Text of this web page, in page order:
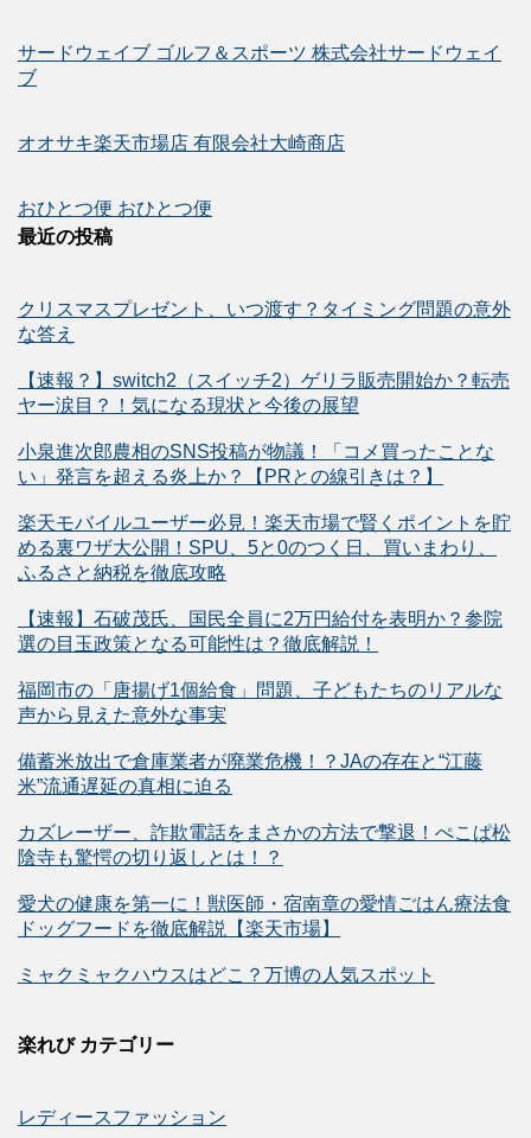
サードウェイブ ゴルフ＆スポーツ 株式会社サードウェイ
ブ
オオサキ楽天市場店 有限会社大崎商店
おひとつ便 おひとつ便
最近の投稿
クリスマスプレゼント、いつ渡す？タイミング問題の意外
な答え
【速報？】switch2（スイッチ2）ゲリラ販売開始か？転売
ヤー涙目？！気になる現状と今後の展望
小泉進次郎農相のSNS投稿が物議！「コメ買ったことな
い」発言を超える炎上か？【PRとの線引きは？】
楽天モバイルユーザー必見！楽天市場で賢くポイントを貯
める裏ワザ大公開！SPU、5と0のつく日、買いまわり、
ふるさと納税を徹底攻略
【速報】石破茂氏、国民全員に2万円給付を表明か？参院
選の目玉政策となる可能性は？徹底解説！
福岡市の「唐揚げ1個給食」問題、子どもたちのリアルな
声から見えた意外な事実
備蓄米放出で倉庫業者が廃業危機！？JAの存在と“江藤
米”流通遅延の真相に迫る
カズレーザー、詐欺電話をまさかの方法で撃退！ぺこぱ松
陰寺も驚愕の切り返しとは！？
愛犬の健康を第一に！獣医師・宿南章の愛情ごはん療法食
ドッグフードを徹底解説【楽天市場】
ミャクミャクハウスはどこ？万博の人気スポット
楽れび カテゴリー
レディースファッション